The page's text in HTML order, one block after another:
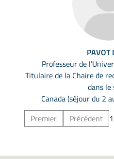
PAVOT
Professeur de
Titulaire de la Chaire de
dans le
Canada (séjour du 2
Premier
Précédent 1